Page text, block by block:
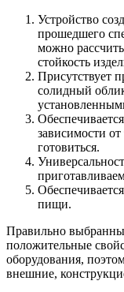
Устройство
прошедшего
можно
стойкость
Присутствует
солидный
зависимости
готовиться.
пищи.
Правильно
положительные
оборудования,
внешние,